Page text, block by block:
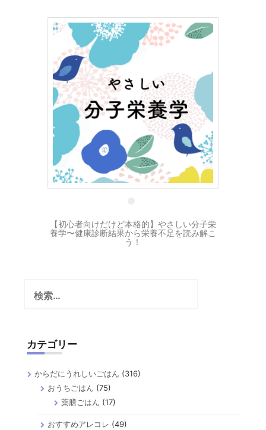
5 12月
【初心者向けだけど本格的】やさしい分子栄
養学〜健康診断結果から栄養不足を読み解こ
う！
カテゴリー
からだにうれしいごはん (316)
おうちごはん (75)
薬膳ごはん (17)
おすすめアレコレ (49)